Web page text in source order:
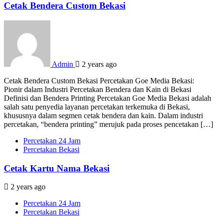
Cetak Bendera Custom Bekasi
Admin
2 years ago
Cetak Bendera Custom Bekasi Percetakan Goe Media Bekasi:
Pionir dalam Industri Percetakan Bendera dan Kain di Bekasi
Definisi dan Bendera Printing Percetakan Goe Media Bekasi adalah
salah satu penyedia layanan percetakan terkemuka di Bekasi,
khususnya dalam segmen cetak bendera dan kain. Dalam industri
percetakan, “bendera printing” merujuk pada proses pencetakan […]
Percetakan 24 Jam
Percetakan Bekasi
Cetak Kartu Nama Bekasi
2 years ago
Percetakan 24 Jam
Percetakan Bekasi